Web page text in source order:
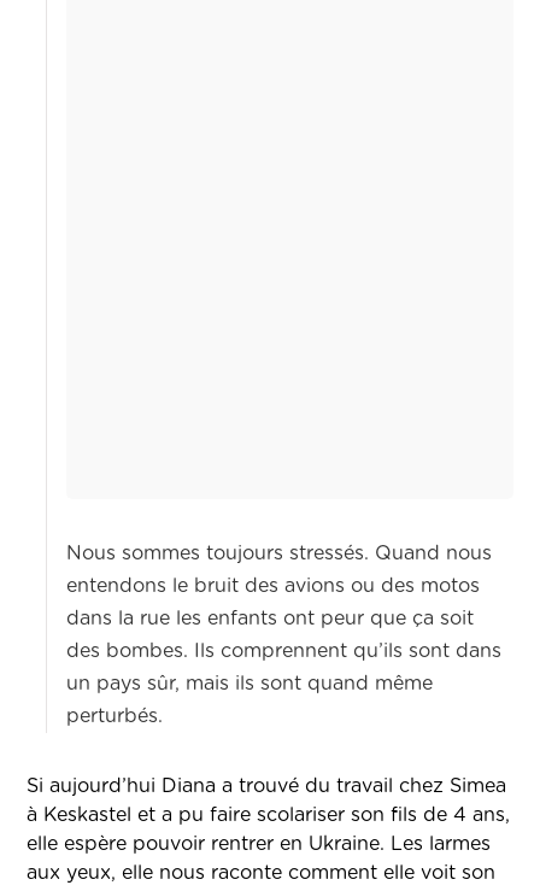
Nous sommes toujours stressés. Quand nous
entendons le bruit des avions ou des motos
dans la rue les enfants ont peur que ça soit
des bombes. Ils comprennent qu’ils sont dans
un pays sûr, mais ils sont quand même
perturbés.
Si aujourd’hui Diana a trouvé du travail chez Simea
à Keskastel et a pu faire scolariser son fils de 4 ans,
elle espère pouvoir rentrer en Ukraine. Les larmes
aux yeux, elle nous raconte comment elle voit son